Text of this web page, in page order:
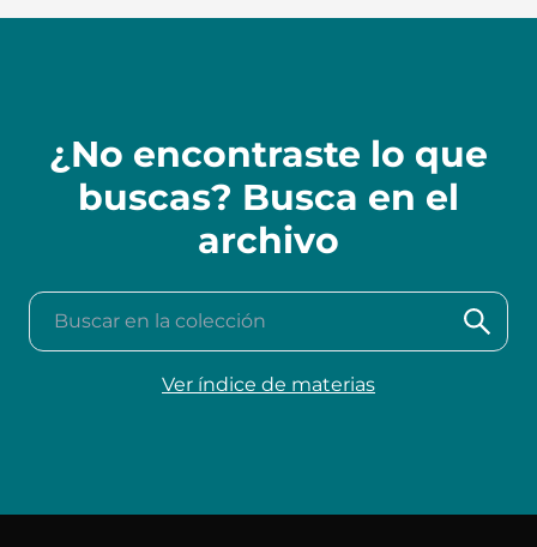
¿No encontraste lo que
buscas? Busca en el
archivo
Buscar en la colección
Ver índice de materias